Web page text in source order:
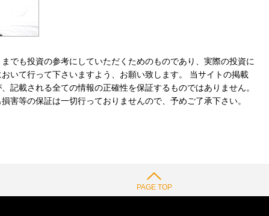
でも投資の参考にしていただくためのものであり、実際の投資に
いて行って下さいますよう、お願い致します。 当サイトの掲載
記載される全ての情報の正確性を保証するものではありません。
害等の保証は一切行っておりませんので、予めご了承下さい。
PAGE TOP